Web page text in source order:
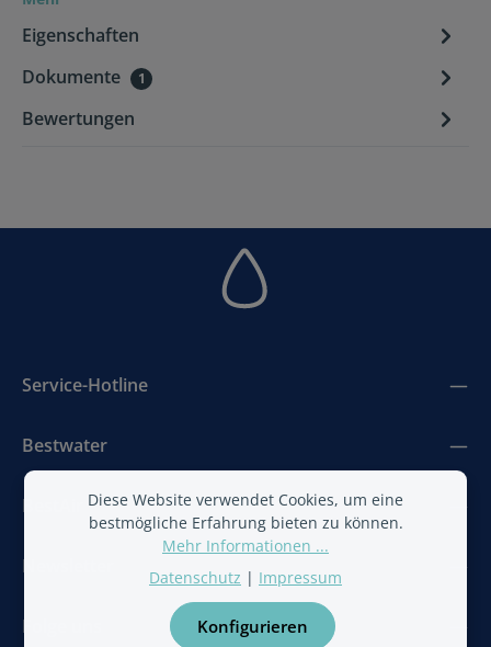
Eigenschaften
Dokumente
1
Bewertungen
Service-Hotline
Bestwater
BestAir
Newsletter
Folge uns
Diese Website verwendet Cookies, um eine
bestmögliche Erfahrung bieten zu können.
Mehr Informationen ...
Datenschutz | Impressum
Konfigurieren